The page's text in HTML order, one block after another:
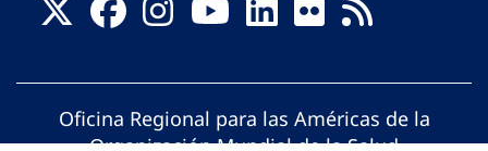
Oficina Regional para las Américas de la